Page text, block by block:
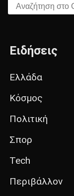
Αναζήτηση στο
Ειδήσεις
Ελλάδα
Κόσμος
Πολιτική
Σπορ
Tech
Περιβάλλον